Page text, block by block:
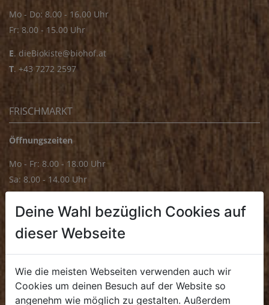
Mo - Do: 8.00 - 16.00 Uhr
Fr: 8.00 - 15.00 Uhr
E. dieBiokiste@biohof.at
T. +43 7272 2597
FRISCHMARKT
Öffnungszeiten
Mo - Fr: 8.00 - 18.00 Uhr
Sa: 8.00 - 14.00 Uhr
Mo - Fr: 8.00 - 16.00 Uhr
. +43 7272 4859 70
Deine Wahl bezüglich Cookies auf
dieser Webseite
Wie die meisten Webseiten verwenden auch wir
Cookies um deinen Besuch auf der Website so
angenehm wie möglich zu gestalten. Außerdem